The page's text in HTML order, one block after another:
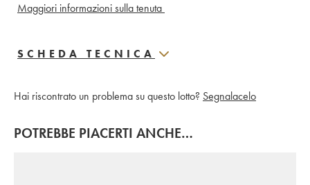
Maggiori informazioni sulla tenuta
SCHEDA TECNICA
Hai riscontrato un problema su questo lotto? Segnalacelo
POTREBBE PIACERTI ANCHE…